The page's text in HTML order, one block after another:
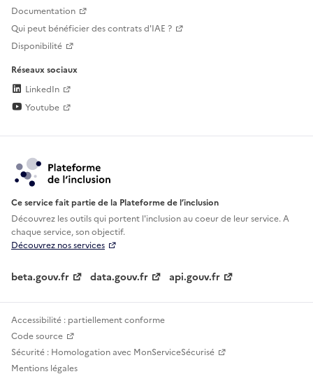
Documentation
Qui peut bénéficier des contrats d'IAE ?
Disponibilité
Réseaux sociaux
LinkedIn
Youtube
Ce service fait partie de la Plateforme de l’inclusion
Découvrez les outils qui portent l'inclusion aucoeur de leur service. A
chaque service, son objectif.
Découvrez nos services
beta.gouv.fr data.gouv.fr api.gouv.fr
Accessibilité : partiellement conforme
Code source
Sécurité : Homologation avec MonServiceSécurisé
Mentions légales